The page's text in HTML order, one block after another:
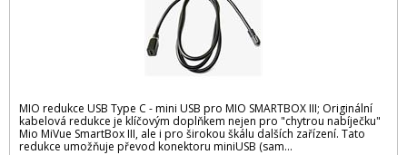
MIO redukce USB Type C - mini USB pro MIO SMARTBOX III; Originální
kabelová redukce je klíčovým doplňkem nejen pro "chytrou nabíječku"
Mio MiVue SmartBox III, ale i pro širokou škálu dalších zařízení. Tato
redukce umožňuje převod konektoru miniUSB (sam...